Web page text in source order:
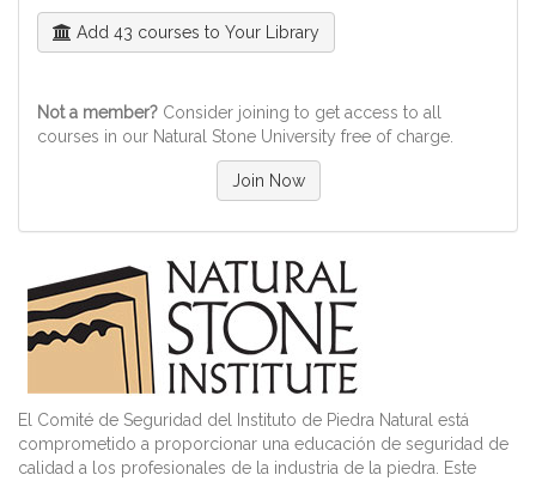
Add 43 courses to Your Library
Not a member? Consider joining to get access to all
courses in our Natural Stone University free of charge.
Join Now
El Comité de Seguridad del Instituto de Piedra Natural está
comprometido a proporcionar una educación de seguridad de
calidad a los profesionales de la industria de la piedra. Este